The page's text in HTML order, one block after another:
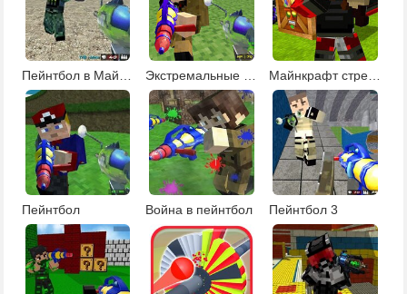
Майнкрафт стрелялки: Пейнтбол
Пейнтбол Война в пейнтбол Пейнтбол 3